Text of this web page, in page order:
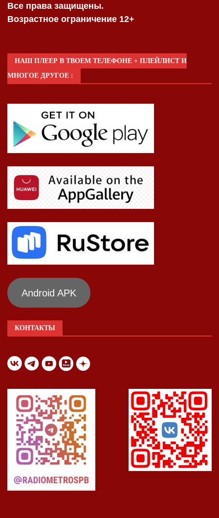
Все права защищены.
Возрастное ограничение 12+
НАШ ПЛЕЕР В ТВОЕМ ТЕЛЕФОНЕ + ПЛЕЙЛИСТ И
МНОГОЕ ДРУГОЕ :
Android APK
КОНТАКТЫ